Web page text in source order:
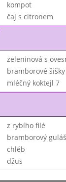
kompot
čaj s citronem
zeleninová s
bramborové
mléčný koktejl 7
z rybího filé
bramborový
chléb
džus